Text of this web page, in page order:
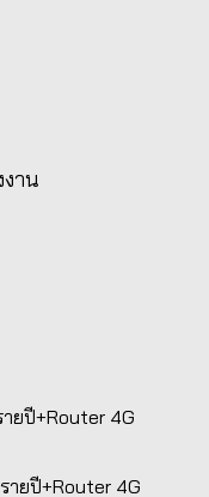
าน
ายปี+Router 4G
ายปี+Router 4G